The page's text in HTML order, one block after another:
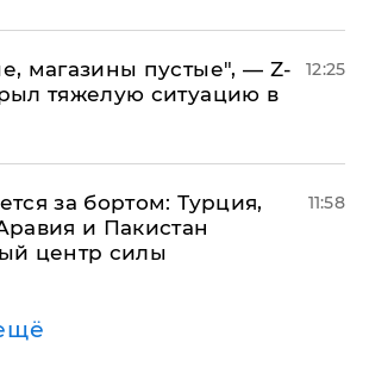
магазины пустые", — Z-
тяжелую ситуацию в
12:25
за бортом: Турция,
и Пакистан
центр силы
11:58